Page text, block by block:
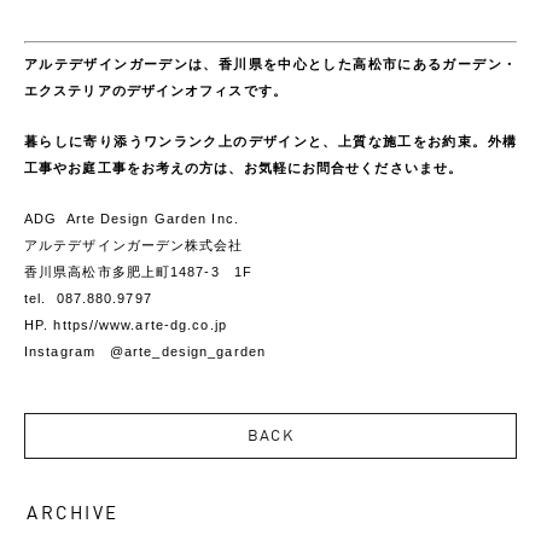
アルテデザインガーデンは、香川県を中心とした高松市にあるガーデン・
エクステリアのデザインオフィスです。
暮らしに寄り添うワンランク上のデザインと、上質な施工をお約束。外構
工事やお庭工事をお考えの方は、お気軽にお問合せくださいませ。
ADG Arte Design Garden Inc.
アルテデザインガーデン株式会社
香川県高松市多肥上町1487-3 1F
tel. 087.880.9797
HP. https//www.arte-dg.co.jp
Instagram @arte_design_garden
BACK
ARCHIVE